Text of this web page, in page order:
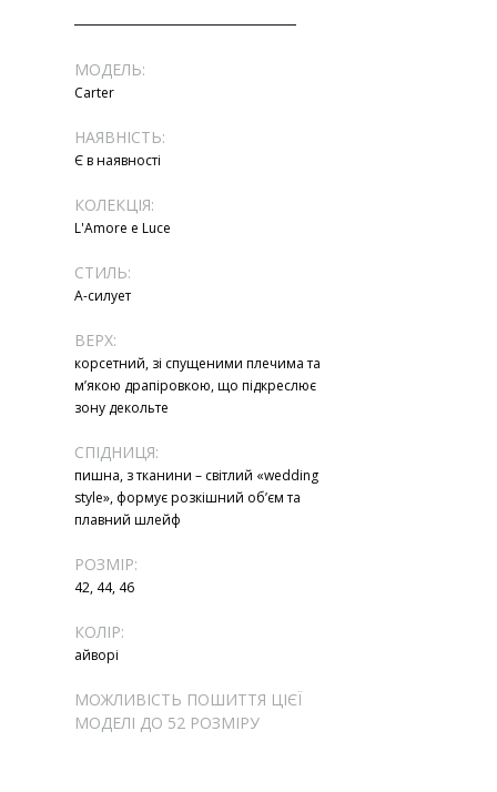
МОДЕЛЬ:
Carter
НАЯВНІСТЬ:
Є в наявності
КОЛЕКЦІЯ:
L'Amore e Luce
СТИЛЬ:
А-силует
ВЕРХ:
корсетний, зі спущеними плечима та
м’якою драпіровкою, що підкреслює
зону декольте
СПІДНИЦЯ:
пишна, з тканини – світлий «wedding
style», формує розкішний об’єм та
плавний шлейф
РОЗМІР:
42, 44, 46
КОЛІР:
айворі
МОЖЛИВІСТЬ ПОШИТТЯ ЦІЄЇ
МОДЕЛІ ДО 52 РОЗМІРУ